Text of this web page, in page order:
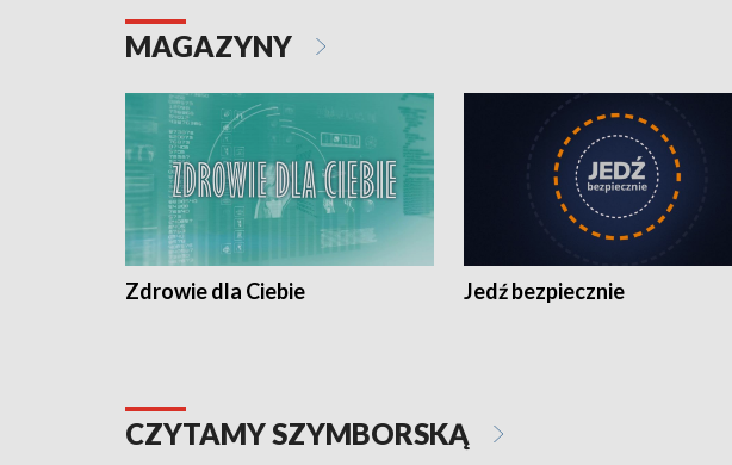
MAGAZYNY
Zdrowie dla Ciebie Jedź bezpiecznie
CZYTAMY SZYMBORSKĄ